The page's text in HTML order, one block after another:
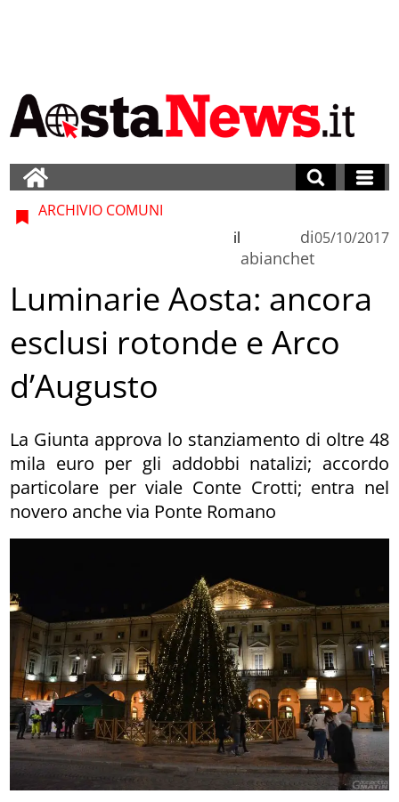
ARCHIVIO COMUNI
di
abianchet
il 05/10/2017
Luminarie Aosta: ancora
esclusi rotonde e Arco
d’Augusto
La Giunta approva lo stanziamento di oltre 48
mila euro per gli addobbi natalizi; accordo
particolare per viale Conte Crotti; entra nel
novero anche via Ponte Romano